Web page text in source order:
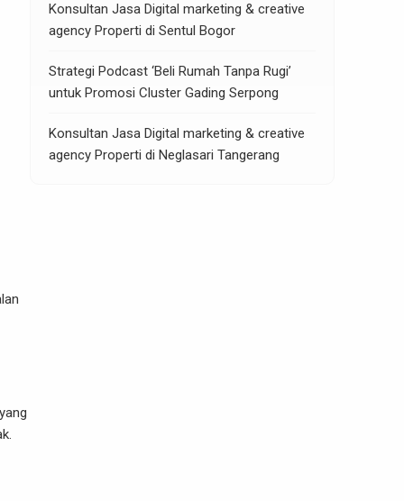
Konsultan Jasa Digital marketing & creative
agency Properti di Sentul Bogor
Strategi Podcast ‘Beli Rumah Tanpa Rugi’
untuk Promosi Cluster Gading Serpong
Konsultan Jasa Digital marketing & creative
agency Properti di Neglasari Tangerang